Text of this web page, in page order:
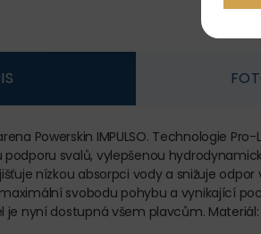
Powerskin IMPULSO. Technologie
svalů, vylepšenou
nízkou absorpci vody a snižuje
svobodu pohybu a vynikající
je nyní dostupná všem plavcům. Materiál: